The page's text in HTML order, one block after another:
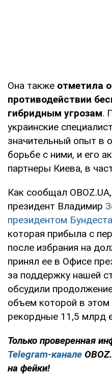
Она также отметила
противодействии
гибридным угрозам.
украинские
значительный опыт в
борьбе с ними, и его
партнеры Киева, в
Как сообщал
президент Владимир
президентом
которая прибыла с
после избрания на
принял ее в Офисе
за поддержку нашей
обсудили
объем которой в этом
рекордные 11,5 млрд
Только проверенная
Telegram-канале
на фейки!